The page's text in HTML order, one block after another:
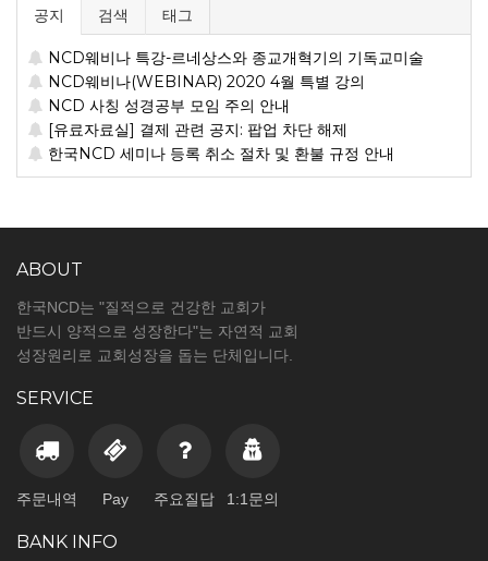
공지 검색 태그
NCD웨비나 특강-르네상스와 종교개혁기의 기독교미술
NCD웨비나(WEBINAR) 2020 4월 특별 강의
NCD 사칭 성경공부 모임 주의 안내
[유료자료실] 결제 관련 공지: 팝업 차단 해제
한국NCD 세미나 등록 취소 절차 및 환불 규정 안내
ABOUT
한국NCD는 "질적으로 건강한 교회가
반드시 양적으로 성장한다"는 자연적 교회
성장원리로 교회성장을 돕는 단체입니다.
SERVICE
주문내역 Pay 주요질답 1:1문의
BANK INFO